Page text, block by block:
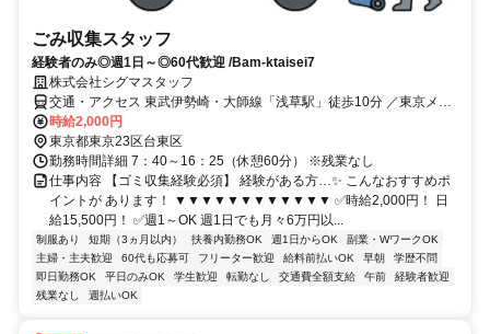
ごみ収集スタッフ
経験者のみ◎週1日～◎60代歓迎 /Bam-ktaisei7
株式会社シグマスタッフ
交通・アクセス 東武伊勢崎・大師線「浅草駅」徒歩10分 ／東京メト
ロ銀座線「浅草駅」徒歩10分 ／つくばエクスプレス「浅草駅」徒歩
10分
時給2,000円
東京都東京23区台東区
勤務時間詳細 7：40～16：25（休憩60分） ※残業なし
仕事内容 【ゴミ収集経験必須】 経験がある方…✨ こんなおすすめポ
イントが あります！ ▼▼▼▼▼▼▼▼▼▼▼▼ ✅時給2,000円！ 日
給15,500円！ ✅週1～OK 週1日でも月々6万円以...
制服あり 短期（3ヵ月以内） 扶養内勤務OK 週1日からOK
副業・WワークOK
主婦・主夫歓迎
60代も応募可 フリーター歓迎 給料前払いOK 早朝
学歴不問
即日勤務OK
平日のみOK 学生歓迎 転勤なし 交通費全額支給 午前
経験者歓迎
残業なし
週払いOK